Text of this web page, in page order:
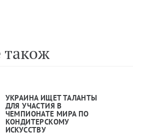
також
УКРАИНА ИЩЕТ ТАЛАНТЫ
ДЛЯ УЧАСТИЯ В
ЧЕМПИОНАТЕ МИРА ПО
КОНДИТЕРСКОМУ
ИСКУССТВУ